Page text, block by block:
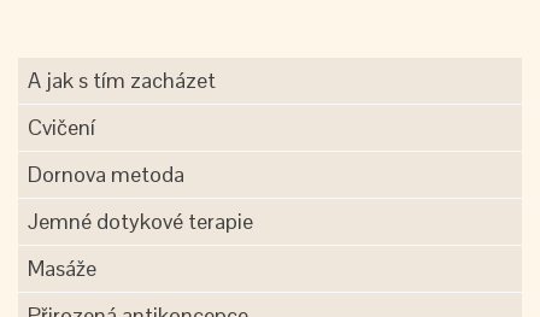
A jak s tím zacházet
Cvičení
Dornova metoda
Jemné dotykové terapie
Masáže